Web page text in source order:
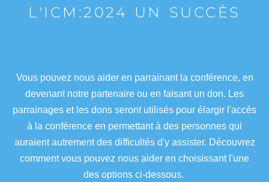
L'ICM:2024 UN SUCCÈS
Vous pouvez nous aider en parrainant la conférence, en
devenant notre partenaire ou en faisant un don. Les
parrainages et les dons seront utilisés pour élargir l'accès
à la conférence en permettant à des personnes qui
auraient autrement des difficultés d'y assister. Découvrez
comment vous pouvez nous aider en choisissant l'une
des options ci-dessous.